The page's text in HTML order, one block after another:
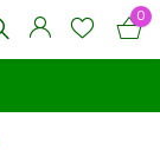
0